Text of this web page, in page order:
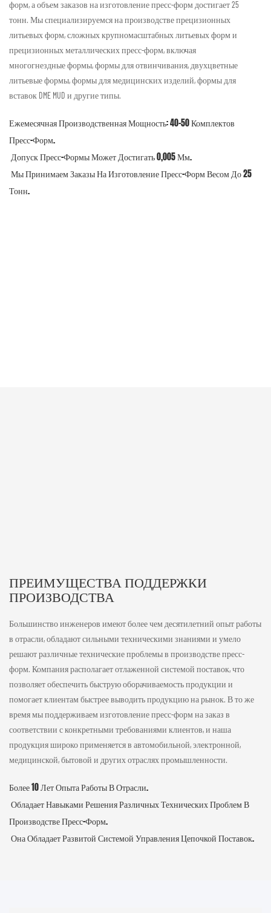
форм, а объем заказов на изготовление пресс-форм достигает 25
тонн. Мы специализируемся на производстве прецизионных
литьевых форм, сложных крупномасштабных литьевых форм и
прецизионных металлических пресс-форм, включая
многогнездные формы, формы для отвинчивания, двухцветные
литьевые формы, формы для медицинских изделий, формы для
вставок DME MUD и другие типы.
Ежемесячная Производственная Мощность: 40-50 Комплектов
Пресс-Форм.
Допуск Пресс-Формы Может Достигать 0,005 Мм.
Мы Принимаем Заказы На Изготовление Пресс-Форм Весом До 25
Тонн.
ПРЕИМУЩЕСТВА ПОДДЕРЖКИ
ПРОИЗВОДСТВА
Большинство инженеров имеют более чем десятилетний опыт работы
в отрасли, обладают сильными техническими знаниями и умело
решают различные технические проблемы в производстве пресс-
форм. Компания располагает отлаженной системой поставок, что
позволяет обеспечить быструю оборачиваемость продукции и
помогает клиентам быстрее выводить продукцию на рынок. В то же
время мы поддерживаем изготовление пресс-форм на заказ в
соответствии с конкретными требованиями клиентов, и наша
продукция широко применяется в автомобильной, электронной,
медицинской, бытовой и других отраслях промышленности.
Более 10 Лет Опыта Работы В Отрасли.
Обладает Навыками Решения Различных Технических Проблем В
Производстве Пресс-Форм.
Она Обладает Развитой Системой Управления Цепочкой Поставок.